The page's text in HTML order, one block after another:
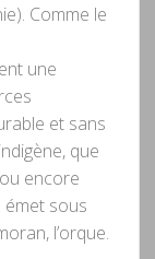
Comme le
une
et sans
que
ou encore
sous
l’orque.